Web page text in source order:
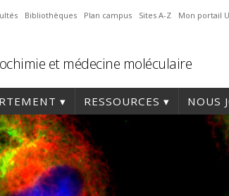
Bibliothèques Plan campus Sites A-Z Mon portail
et médecine moléculaire
RESSOURCES NOUS